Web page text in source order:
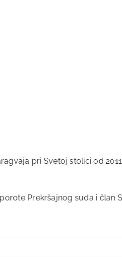
pri Svetoj stolici od
Prekršajnog suda i član